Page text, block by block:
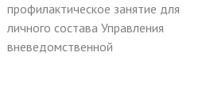
профилактическое занятие для
личного состава Управления
вневедомственной